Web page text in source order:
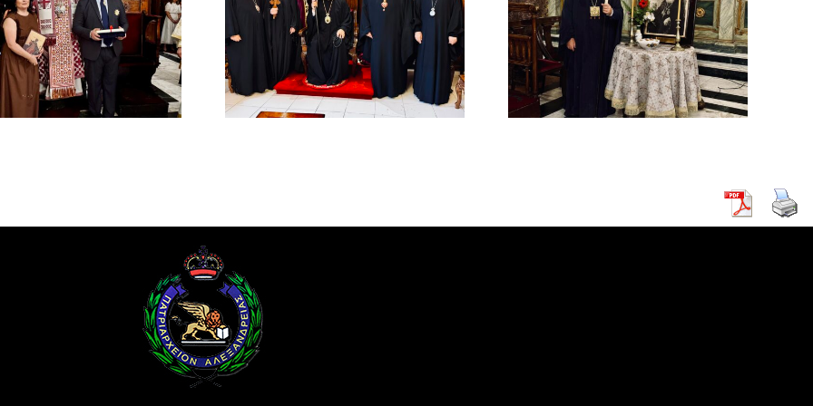
Νέος Μοναχός στο
Πατριαρχείο
Αλεξανδρείας
ΤΟΥ ΑΟΙΔΙΜΟΥ
ΠΑΤΡΙΑΡΧΟΥ
ΑΛΕΞΑΝΔΡΕΙΑΣ
ΜΕΛΕΤΙΟΥ Β΄ (
ΜΕΤΑΞΑΚΗ )